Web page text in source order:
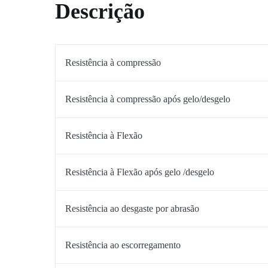
Descrição
Resistência à compressão
Resistência à compressão após gelo/desgelo
Resistência à Flexão
Resistência à Flexão após gelo /desgelo
Resistência ao desgaste por abrasão
Resistência ao escorregamento